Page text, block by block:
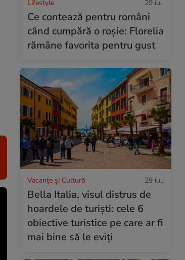
Lifestyle 29 iul.
Ce contează pentru români
când cumpără o roșie: Florelia
rămâne favorita pentru gust
Vacanțe și Cultură 29 iul.
Bella Italia, visul distrus de
hoardele de turiști: cele 6
obiective turistice pe care ar fi
mai bine să le eviți